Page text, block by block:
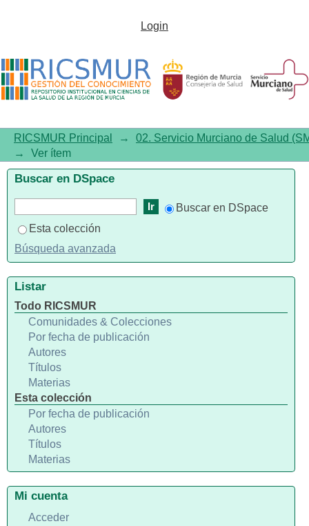
Composición Comisión de
Login
RICSMUR Principal →
02. Servicio Murciano de Salud
→
Ver ítem
Buscar en DSpace
Buscar en DSpace
Esta colección
Búsqueda avanzada
Listar
Todo RICSMUR
Comunidades & Colecciones
Por fecha de publicación
Autores
Títulos
Materias
Esta colección
Por fecha de publicación
Autores
Títulos
Materias
Mi cuenta
Acceder